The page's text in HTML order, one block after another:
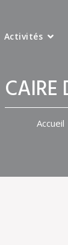
Activités
Accueil